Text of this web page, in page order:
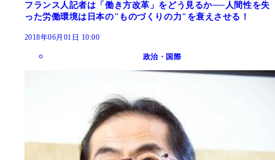
フランス人記者は「働き方改革」をどう見るか──人間性を失
った労働環境は日本の"ものづくりの力"を衰えさせる！
2018年06月01日 10:00
政治・国際